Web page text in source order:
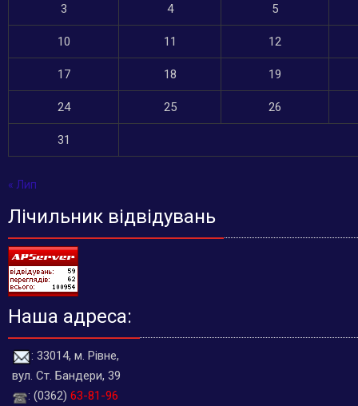
3 4 5
10 11 12
17 18 19
24 25 26
31
« Лип
Лічильник відвідувань
Наша адреса:
: 33014, м. Рівне,
вул. Ст. Бандери, 39
: (0362) 63-81-96